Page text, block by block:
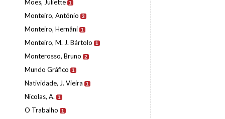
Moes, Juliette 1
Monteiro, António 3
Monteiro, Hernâni 1
Monteiro, M. J. Bártolo 1
Monterosso, Bruno 2
Mundo Gráfico 1
Natividade, J. Vieira 1
Nicolas, A. 1
O Trabalho 1